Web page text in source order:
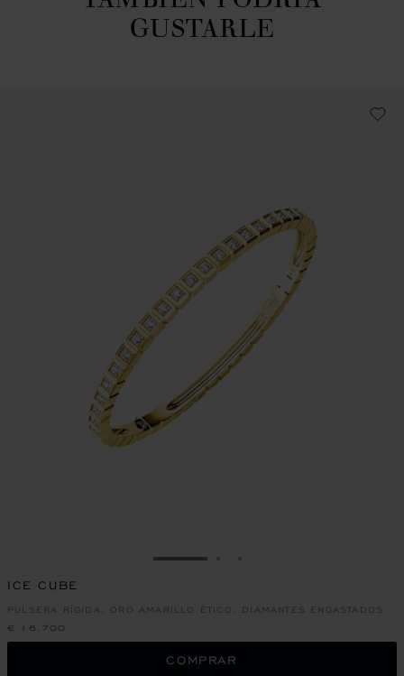
GUSTARLE
IR A LA DIAPOSITIVA 1
ICE CUBE
PULSERA RÍGIDA, ORO AMARILLO ÉTICO, DIAMANTES ENGASTADOS
€ 16,700
COMPRAR